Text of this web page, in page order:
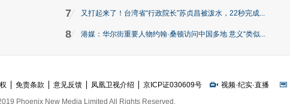
7 又打起来了！台湾省“行政院长”苏贞昌被泼水，22秒完成...
8 港媒：华尔街重要人物约翰·桑顿访问中国多地 意义“类似...
免责条款 意见反馈 凤凰卫视介绍 京ICP证030609号 视频·纪实·直播
Phoenix New Media Limited All Rights Reserved.